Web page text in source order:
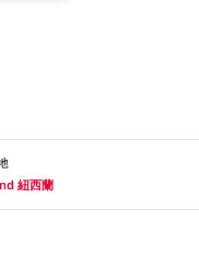
紐西蘭